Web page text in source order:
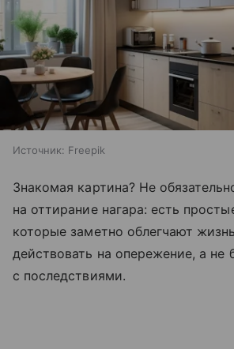
Источник: Freepik
Знакомая картина? Не
на оттирание нагара: есть
которые заметно облегчают
действовать на опережение, а не
с последствиями.